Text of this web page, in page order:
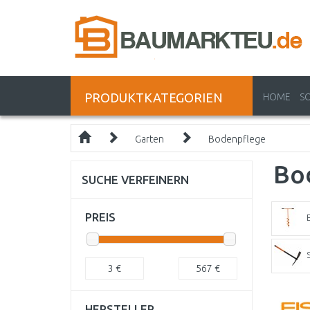
PRODUKTKATEGORIEN HOME
Garten Bodenpflege
SUCHE VERFEINERN
PREIS
3 € 567 €